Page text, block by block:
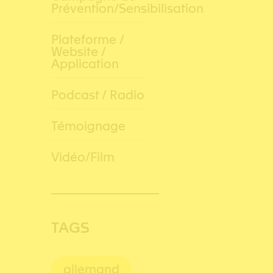
Prévention/Sensibilisation
Plateforme /
Website /
Application
Podcast / Radio
Témoignage
Vidéo/Film
TAGS
allemand